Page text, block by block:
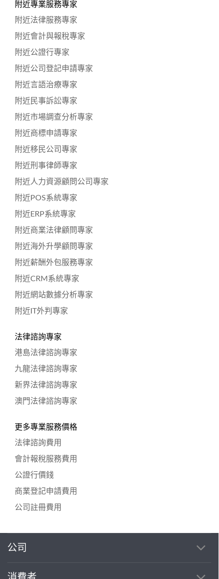
附近專業服務專家
附近法律服務專家
附近會計與報稅專家
附近公證行專家
附近公司登記申請專家
附近言語治療專家
附近民事訴訟專家
附近市場調查分析專家
附近商標申請專家
附近移民公司專家
附近刑事律師專家
附近人力資源顧問公司專家
附近POS系統專家
附近ERP系統專家
附近商業法律顧問專家
附近海外升學顧問專家
附近薪酬外包服務專家
附近CRM系統專家
附近網站數據分析專家
附近IT外判專家
法律諮詢專家
港島法律諮詢專家
九龍法律諮詢專家
新界法律諮詢專家
澳門法律諮詢專家
更多專業服務價格
法律諮詢費用
會計報稅服務費用
公證行價錢
商業登記申請費用
公司註冊費用
公司